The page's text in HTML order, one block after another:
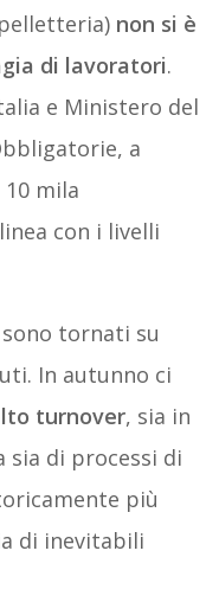
non si è
di lavoratori.
e Ministero del
a
mila
con i livelli
tornati su
In autunno ci
turnover, sia in
sia di processi di
più
di inevitabili